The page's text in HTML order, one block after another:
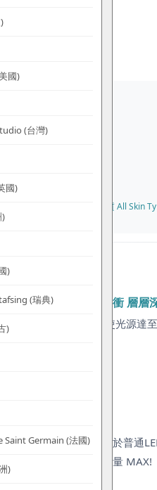
國)
(台灣)
國)
)
)
(瑞典)
)
Saint Germain (法國)
)
✓ 所有膚質 All Skin
光動脈衝科技 光動脈衝 層層
3000次(=3000Hz)
，使光源達
轉換
光能的關鍵因子。相較於普通
，注能新生，抗衰老能量 MAX!